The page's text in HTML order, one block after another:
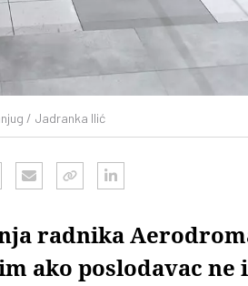
/ Jadranka Ilić
radnika
ako poslodavac ne